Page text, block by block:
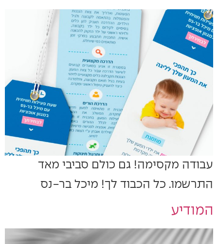
עבודה מקסימה! גם כולם סביבי מאד
התרשמו. כל הכבוד לך! מיכל בר-נס
המודיע